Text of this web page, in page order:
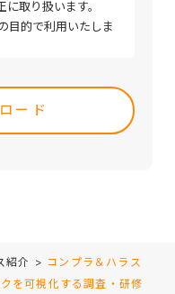
取り扱います。
目的で利用いたしま
受
供、収集および伝達
紹介 > コンプラ＆ハラス
を可視化する調査・研修